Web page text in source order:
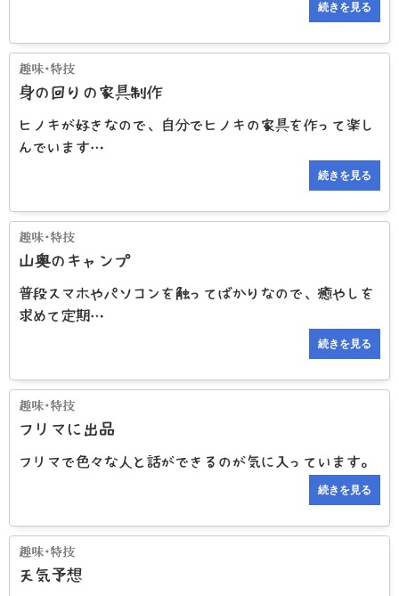
続きを見る
身の回りの家具制作
ヒノキが好きなので、自分でヒノキの家具を作って楽し
んでいます…
続きを見る
山奥のキャンプ
普段スマホやパソコンを触ってばかりなので、癒やしを
求めて定期…
続きを見る
フリマに出品
フリマで色々な人と話ができるのが気に入っています。
続きを見る
天気予想